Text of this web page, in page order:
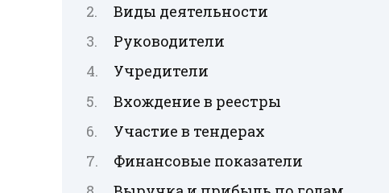
Виды деятельности
Руководители
Учредители
Вхождение в реестры
Участие в тендерах
Финансовые показатели